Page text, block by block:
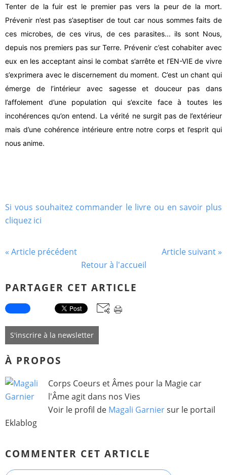
Tenter de la fuir est le premier pas vers la peur de la mort.
Prévenir n’est pas s’aseptiser de tout car nous sommes faits de
ces microbes, de ces virus, de ces parasites... ils sont Nous,
depuis nos premiers pas sur Terre. Prévenir c’est cohabiter avec
eux en les acceptant ainsi le combat s’arrête et l’EN-VIE de vivre
s’exprimera avec le discernement du moment. C’est un chant qui
émerge de l’intérieur avec sagesseet douceurpas dans
l’affolement d’une population qui s’excite face à toutes les
incohérences qu’on entend. La vérité ne surgit pas de l’extérieur
mais d’une cohérence intérieure entre notre corps et l’esprit qui
nous anime.
Si vous souhaitez commander le livre ou en savoir plus
cliquez ici
« Article précédent
Article suivant »
Retour à l'accueil
PARTAGER CET ARTICLE
S'inscrire à la newsletter
À PROPOS
Corps Coeurs et Âmes pour la Magie car
l'Âme agit dans nos Vies
Voir le profil de Magali Garniersur le portail
Eklablog
COMMENTER CET ARTICLE